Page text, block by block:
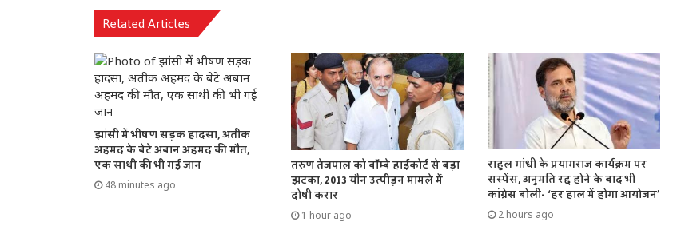
Related Articles
झांसी में भीषण सड़क हादसा, अतीक
अहमद के बेटे अबान अहमद की मौत,
एक साथी की भी गई जान
48 minutes ago
तरुण तेजपाल को बॉम्बे हाईकोर्ट से बड़ा
झटका, 2013 यौन उत्पीड़न मामले में
दोषी करार
1 hour ago
राहुल गांधी के प्रयागराज कार्यक्रम पर
सस्पेंस, अनुमति रद्द होने के बाद भी
कांग्रेस बोली- ‘हर हाल में होगा आयोजन’
2 hours ago